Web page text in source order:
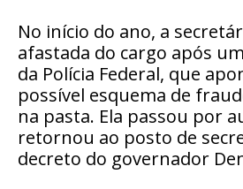
No início do ano, a
afastada do cargo após
da Polícia Federal, que
possível esquema de
na pasta. Ela passou por
retornou ao posto de
decreto do governador